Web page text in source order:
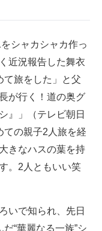
シャカシャカ作っ
近況報告した舞衣
て旅をした」と父
が行く！道の奥グ
』」（テレビ朝日
ての親子2人旅を経
きなハスの葉を持
。2人ともいい笑
いで知られ、先日
“華麗なる一族”シ